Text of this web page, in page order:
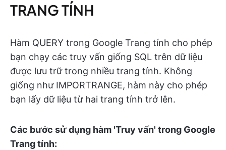
TRANG TÍNH
Hàm QUERY trong Google Trang tính cho phép
bạn chạy các truy vấn giống SQL trên dữ liệu
được lưu trữ trong nhiều trang tính. Không
giống như IMPORTRANGE, hàm này cho phép
bạn lấy dữ liệu từ hai trang tính trở lên.
Các bước sử dụng hàm 'Truy vấn' trong Google
Trang tính: